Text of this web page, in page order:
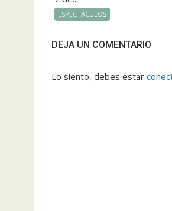
ESPECTÁCULOS
DEJA UN COMENTARIO
Lo siento, debes estar